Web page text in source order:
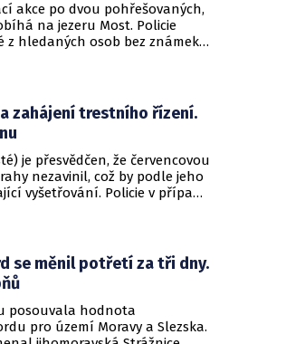
akce po dvou pohřešovaných,
na jezeru Most. Policie
hledaných osob bez známek
zahájení trestního řízení.
je přesvědčen, že červencovou
nezavinil, což by podle jeho
vyšetřování. Policie v případu
se měnil potřetí za tři dny.
posouvala hodnota
pro území Moravy a Slezska.